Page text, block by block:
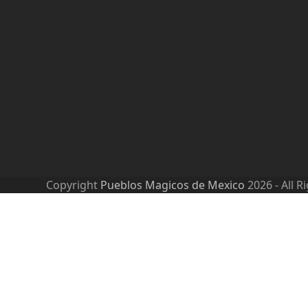
Copyright Pueblos Magicos de Mexico 2026 - All